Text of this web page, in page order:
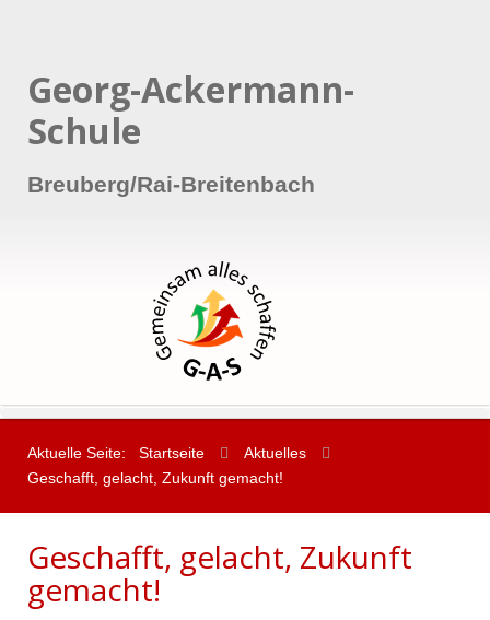
Georg-Ackermann-
Schule
Breuberg/Rai-Breitenbach
Aktuelle Seite: Startseite
Aktuelles
Geschafft, gelacht, Zukunft gemacht!
Geschafft, gelacht, Zukunft
gemacht!